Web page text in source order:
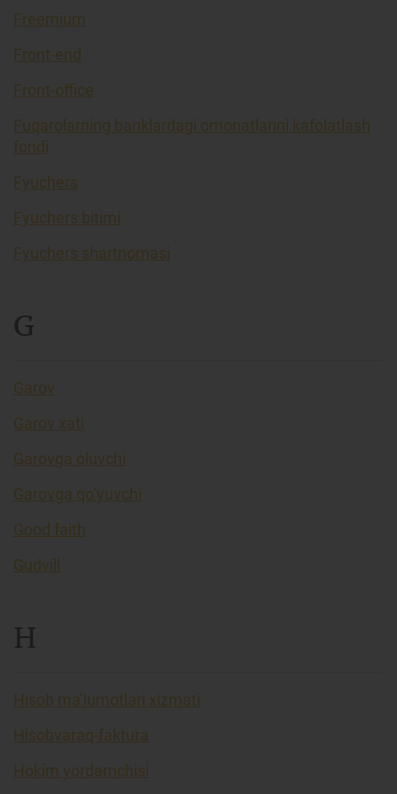
Freemium
Front-end
Front-office
Fuqarolarning banklardagi omonatlarini kafolatlash
fondi
Fyuchers
Fyuchers bitimi
Fyuchers shartnomasi
G
Garov
Garov xati
Garovga oluvchi
Garovga qo’yuvchi
Good faith
Gudvill
H
Hisob ma’lumotlari xizmati
Hisobvaraq-faktura
Hokim yordamchisi